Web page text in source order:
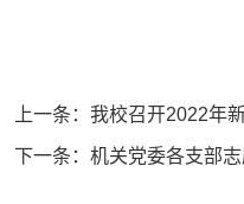
上一条： 我校召开2022年
下一条： 机关党委各支部